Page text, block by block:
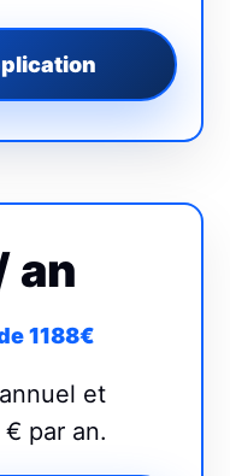
an
1188€
et
par an.